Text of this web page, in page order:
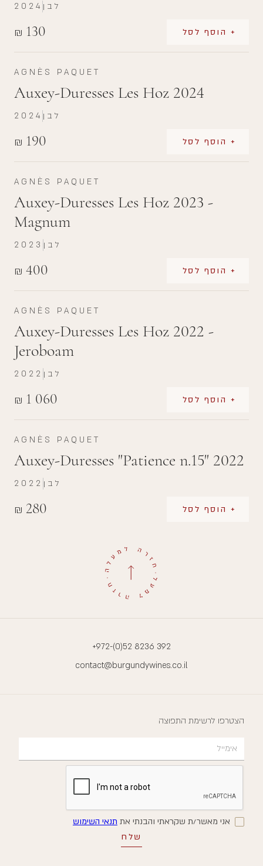
₪ 130 + הוסף לסל
2024 לבן
AGNÈS PAQUET
Auxey-Duresses Les Hoz 2024
₪ 190 + הוסף לסל
2024 לבן
AGNÈS PAQUET
Auxey-Duresses Les Hoz 2023 -
Magnum
₪ 400 + הוסף לסל
2023 לבן
AGNÈS PAQUET
Auxey-Duresses Les Hoz 2022 -
Jeroboam
₪ 1 060 + הוסף לסל
2022 לבן
AGNÈS PAQUET
Auxey-Duresses "Patience n.15" 2022
₪ 280 + הוסף לסל
2022 לבן
+972-(0)52 8236 392
contact@burgundywines.co.il
הצטרפו לרשימת התפוצה
אני מאשר/ת שקראתי והבנתי את תנאי השימוש